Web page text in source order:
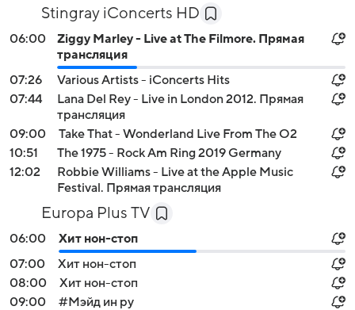
Stingray iConcerts HD
06:00
Ziggy Marley - Live at The Filmore. Прямая
трансляция
07:26
Various Artists - iConcerts Hits
07:44
Lana Del Rey - Live in London 2012. Прямая
трансляция
09:00
Take That - Wonderland Live From The O2
10:51
The 1975 - Rock Am Ring 2019 Germany
12:02
Robbie Williams - Live at the Apple Music
Festival. Прямая трансляция
Europa Plus TV
06:00
Хит нон-стоп
07:00
Хит нон-стоп
08:00
Хит нон-стоп
09:00
#Мэйд ин ру